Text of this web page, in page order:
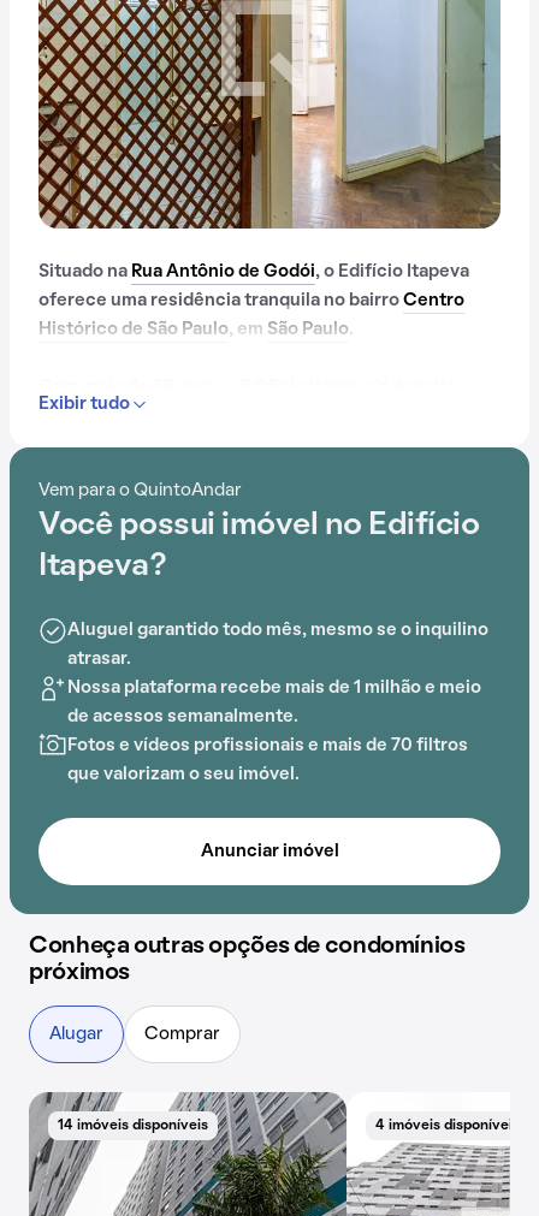
Situado na Rua Antônio de Godói, o Edifício Itapeva
oferece uma residência tranquila no bairro Centro
Histórico de São Paulo, em São Paulo.
conforto e praticidade. A proximidade com Mega
Shopping, Shopping 64, Inter Shopping, Galeria Olido,
Shopping Universo e Galeria R Monteiro adiciona
Exibir tudo
Vem para o QuintoAndar
Você possui imóvel no Edifício
Itapeva?
Aluguel garantido todo mês, mesmo se o inquilino
atrasar.
Nossa plataforma recebe mais de 1 milhão e meio
de acessos semanalmente.
Fotos e vídeos profissionais e mais de 70 filtros
que valorizam o seu imóvel.
Anunciar imóvel
Conheça outras opções de condomínios
próximos
Alugar Comprar
14 imóveis disponíveis 4 imóveis disponíveis